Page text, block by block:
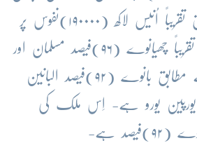
جولائی۲۰۱۶ءکے مطابق تقریباً اُنیس لاکھ (۱۹۰۰۰۰)نفوس پر
مشتمل ہے جِس میں تقریباً چھیانوے (۹۶)فیصد مسلمان اور
تہذیب و ثقافت کے مطابق بانوے (۹۲)فیصد البانین
یورو ہے- اِس ملک کی
ہے-